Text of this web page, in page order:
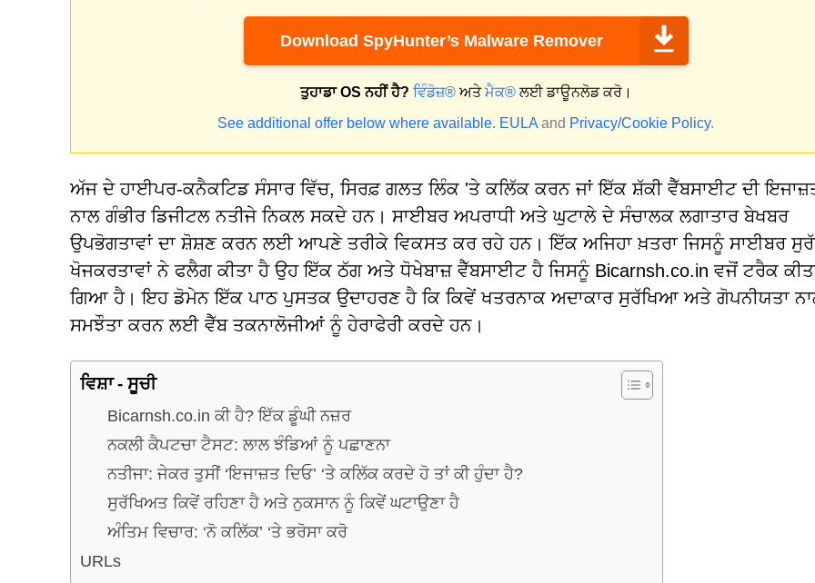
Download SpyHunter’s Malware Remover
ਤੁਹਾਡਾ OS ਨਹੀਂ ਹੈ? ਵਿੰਡੋਜ਼®ਅਤੇਮੈਕ®ਲਈ ਡਾਊਨਲੋਡ ਕਰੋ।
See additional offer below where available. EULA and Privacy/Cookie Policy.
ਅੱਜ ਦੇ ਹਾਈਪਰ-ਕਨੈਕਟਿਡ ਸੰਸਾਰ ਵਿੱਚ, ਸਿਰਫ਼ ਗਲਤ ਲਿੰਕ 'ਤੇ ਕਲਿੱਕ ਕਰਨ ਜਾਂ ਇੱਕ ਸ਼ੱਕੀ ਵੈੱਬਸਾਈਟ ਦੀ
ਨਾਲ ਗੰਭੀਰ ਡਿਜੀਟਲ ਨਤੀਜੇ ਨਿਕਲ ਸਕਦੇ ਹਨ। ਸਾਈਬਰ ਅਪਰਾਧੀ ਅਤੇ ਘੁਟਾਲੇ ਦੇ ਸੰਚਾਲਕ ਲਗਾਤਾਰ ਬੇਖਬਰ
ਉਪਭੋਗਤਾਵਾਂ ਦਾ ਸ਼ੋਸ਼ਣ ਕਰਨ ਲਈ ਆਪਣੇ ਤਰੀਕੇ ਵਿਕਸਤ ਕਰ ਰਹੇ ਹਨ। ਇੱਕ ਅਜਿਹਾ ਖ਼ਤਰਾ ਜਿਸਨੂੰ ਸਾਈਬਰ
ਖੋਜਕਰਤਾਵਾਂ ਨੇ ਫਲੈਗ ਕੀਤਾ ਹੈ ਉਹ ਇੱਕ ਠੱਗ ਅਤੇ ਧੋਖੇਬਾਜ਼ ਵੈੱਬਸਾਈਟ ਹੈ ਜਿਸਨੂੰ Bicarnsh.co.in ਵਜੋਂ ਟਰੈਕ
ਗਿਆ ਹੈ। ਇਹ ਡੋਮੇਨ ਇੱਕ ਪਾਠ ਪੁਸਤਕ ਉਦਾਹਰਣ ਹੈ ਕਿ ਕਿਵੇਂ ਖਤਰਨਾਕ ਅਦਾਕਾਰ ਸੁਰੱਖਿਆ ਅਤੇ ਗੋਪਨੀਯਤਾ
ਸਮਝੌਤਾ ਕਰਨ ਲਈ ਵੈੱਬ ਤਕਨਾਲੋਜੀਆਂ ਨੂੰ ਹੇਰਾਫੇਰੀ ਕਰਦੇ ਹਨ।
ਵਿਸ਼ਾ - ਸੂਚੀ
Bicarnsh.co.in ਕੀ ਹੈ? ਇੱਕ ਡੂੰਘੀ ਨਜ਼ਰ
ਨਕਲੀ ਕੈਪਟਚਾ ਟੈਸਟ: ਲਾਲ ਝੰਡਿਆਂ ਨੂੰ ਪਛਾਣਨਾ
ਨਤੀਜਾ: ਜੇਕਰ ਤੁਸੀਂ ‘ਇਜਾਜ਼ਤ ਦਿਓ’ ‘ਤੇ ਕਲਿੱਕ ਕਰਦੇ ਹੋ ਤਾਂ ਕੀ ਹੁੰਦਾ ਹੈ?
ਸੁਰੱਖਿਅਤ ਕਿਵੇਂ ਰਹਿਣਾ ਹੈ ਅਤੇ ਨੁਕਸਾਨ ਨੂੰ ਕਿਵੇਂ ਘਟਾਉਣਾ ਹੈ
ਅੰਤਿਮ ਵਿਚਾਰ: ‘ਨੋ ਕਲਿੱਕ’ ‘ਤੇ ਭਰੋਸਾ ਕਰੋ
URLs